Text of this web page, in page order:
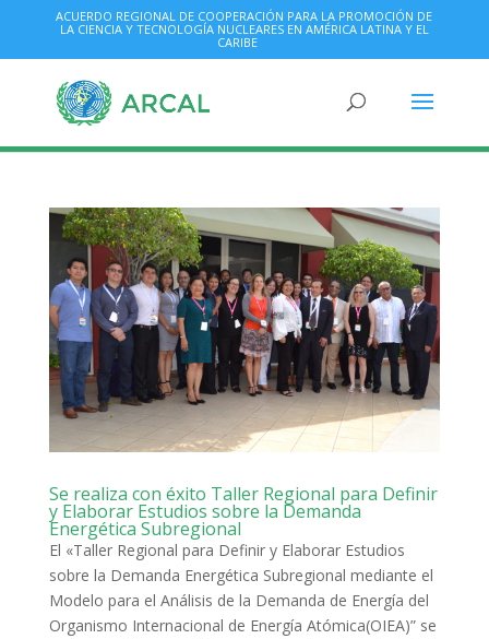
ACUERDO REGIONAL DE COOPERACIÓN PARA LA PROMOCIÓN DE
LA CIENCIA Y TECNOLOGÍA NUCLEARES EN AMÉRICA LATINA Y EL
CARIBE
Se realiza con éxito Taller Regional para Definir
y Elaborar Estudios sobre la Demanda
Energética Subregional
El «Taller Regional para Definir y Elaborar Estudios
sobre la Demanda Energética Subregional mediante el
Modelo para el Análisis de la Demanda de Energía del
Organismo Internacional de Energía Atómica(OIEA)” se